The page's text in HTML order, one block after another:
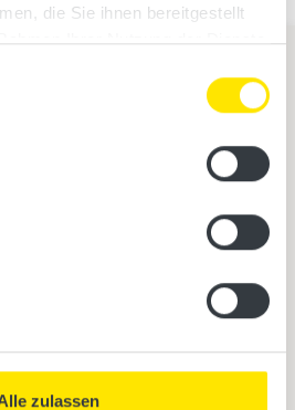
die Sie ihnen bereitgestellt
Ihrer Nutzung der Dienste
zulassen